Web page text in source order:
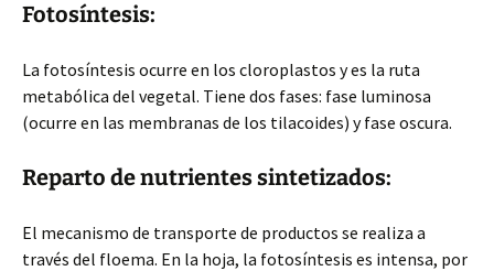
Fotosíntesis:
La fotosíntesis ocurre en los cloroplastos y es la ruta
metabólica del vegetal. Tiene dos fases: fase luminosa
(ocurre en las membranas de los tilacoides) y fase oscura.
Reparto de nutrientes sintetizados:
El mecanismo de transporte de productos se realiza a
través del floema. En la hoja, la fotosíntesis es intensa, por